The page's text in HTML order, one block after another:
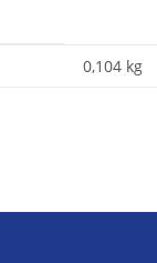
0,104 kg